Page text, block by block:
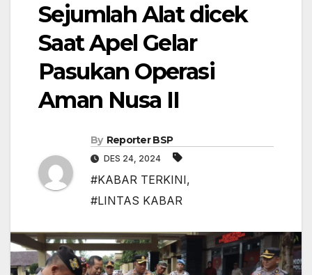
Sejumlah Alat dicek
Saat Apel Gelar
Pasukan Operasi
Aman Nusa II
By Reporter BSP
DES 24, 2024
#KABAR TERKINI,
#LINTAS KABAR